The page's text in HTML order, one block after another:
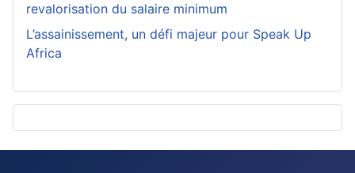
revalorisation du salaire minimum
L’assainissement, un défi majeur pour Speak Up
Africa